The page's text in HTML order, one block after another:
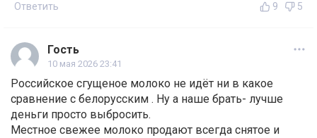
Ответить 9 5
Гость
10 мая 2026 23:41
Российское сгущеное молоко не идёт ни в какое
сравнение с белорусским . Ну а наше брать- лучше
деньги просто выбросить.
Местное свежее молоко продают всегда снятое и